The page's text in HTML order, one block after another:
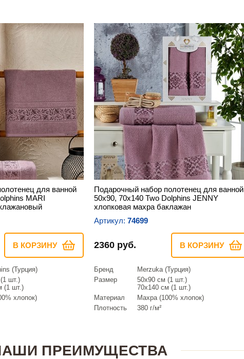
для ванной
MARI
В КОРЗИНУ
(Турция)
шт.)
(1 шт.)
хлопок)
Подарочный набор полотенец для ванной
50х90, 70х140 Two Dolphins JENNY
хлопковая махра баклажан
Артикул: 74699
2360 руб. В КОРЗИНУ
Бренд
Merzuka (Турция)
Размер
50х90 см (1 шт.)
70х140 см (1 шт.)
Материал
Махра (100% хлопок)
Плотность
380 г/м²
ПРЕИМУЩЕСТВА